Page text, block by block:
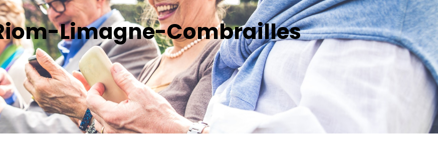
Limagne-Combrailles